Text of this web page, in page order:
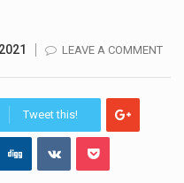
හිටපු පොලිස්පති පූජිත් ජයසුන්දරට සහ හිටපු ආරක්ෂක අමාත්‍යංශ ලේකම් හේමසිරි ප්‍රනාන්දු විශේෂ ත්‍රිපුද්ගල මහාධිකරණය විසින්…
LEAVE A COMMENT
Tweet this!